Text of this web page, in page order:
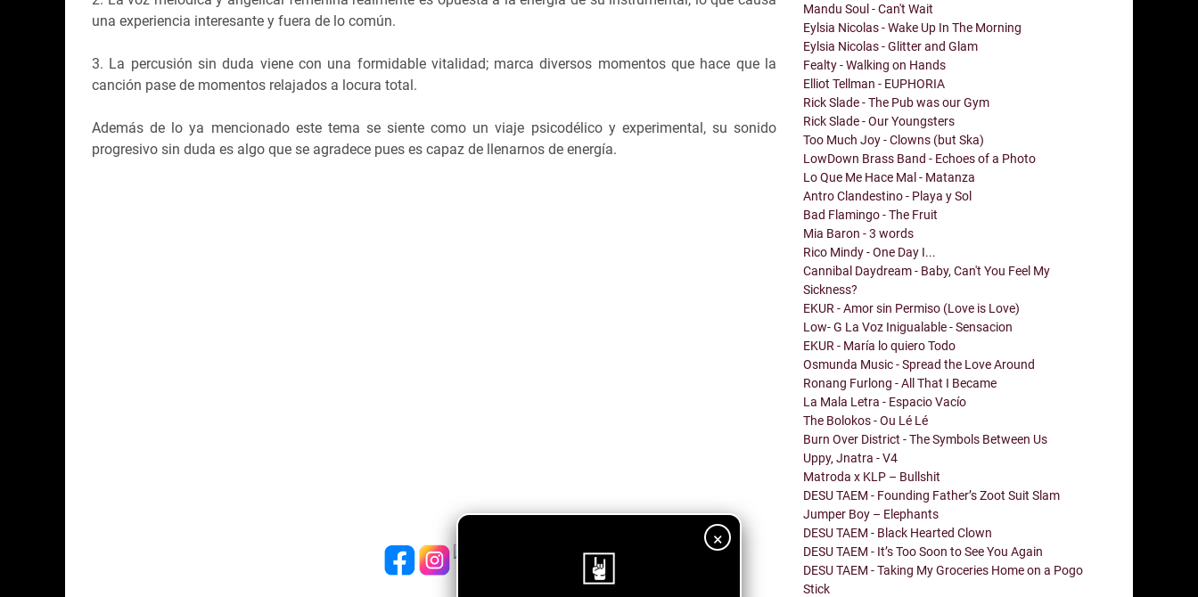
×
una experiencia interesante y fuera de lo común.
3. La percusión sin duda viene con una formidable vitalidad; marca diversos momentos que hace que la
canción pase de momentos relajados a locura total.
Además de lo ya mencionado este tema se siente como un viaje psicodélico y experimental, su sonido
progresivo sin duda es algo que se agradece pues es capaz de llenarnos de energía.
Mandu Soul - Can't Wait
Eylsia Nicolas - Wake Up In The Morning
Eylsia Nicolas - Glitter and Glam
Fealty - Walking on Hands
Elliot Tellman - EUPHORIA
Rick Slade - The Pub was our Gym
Rick Slade - Our Youngsters
Too Much Joy - Clowns (but Ska)
LowDown Brass Band - Echoes of a Photo
Lo Que Me Hace Mal - Matanza
Antro Clandestino - Playa y Sol
Bad Flamingo - The Fruit
Mia Baron - 3 words
Rico Mindy - One Day I...
Cannibal Daydream - Baby, Can't You Feel My
Sickness?
EKUR - Amor sin Permiso (Love is Love)
Low- G La Voz Inigualable - Sensacion
EKUR - María lo quiero Todo
Osmunda Music - Spread the Love Around
Ronang Furlong - All That I Became
La Mala Letra - Espacio Vacío
The Bolokos - Ou Lé Lé
Burn Over District - The Symbols Between Us
Uppy, Jnatra - V4
Matroda x KLP – Bullshit
DESU TAEM - Founding Father’s Zoot Suit Slam
Jumper Boy – Elephants
DESU TAEM - Black Hearted Clown
DESU TAEM - It’s Too Soon to See You Again
DESU TAEM - Taking My Groceries Home on a Pogo
Stick